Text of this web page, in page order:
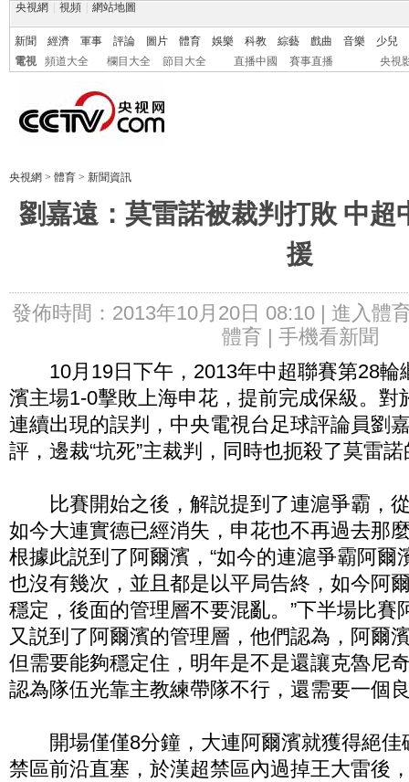
央視網 視頻 網站地圖
新聞 經濟 軍事 評論 圖片 體育 娛樂 科教 綜藝 戲曲 音樂
少兒
電視
頻道大全 欄目大全 節目大全 直播中國 賽事直播 央視
央視網 > 體育 > 新聞資訊
劉嘉遠：莫雷諾被裁判打敗 中超
援
發佈時間：2013年10月20日 08:10 | 進入體
體育 | 手機看新聞
10月19日下午，2013年中超聯賽第28輪
濱主場1-0擊敗上海申花，提前完成保級。對
連續出現的誤判，中央電視台足球評論員劉
評，邊裁“坑死”主裁判，同時也扼殺了莫雷
比賽開始之後，解説提到了連滬爭霸，
如今大連實德已經消失，申花也不再過去那
根據此説到了阿爾濱，“如今的連滬爭霸阿爾
也沒有幾次，並且都是以平局告終，如今阿
穩定，後面的管理層不要混亂。”下半場比賽
又説到了阿爾濱的管理層，他們認為，阿爾
但需要能夠穩定住，明年是不是還讓克魯尼
認為隊伍光靠主教練帶隊不行，還需要一個
開場僅僅8分鐘，大連阿爾濱就獲得絕佳
禁區前沿直塞，於漢超禁區內過掉王大雷後